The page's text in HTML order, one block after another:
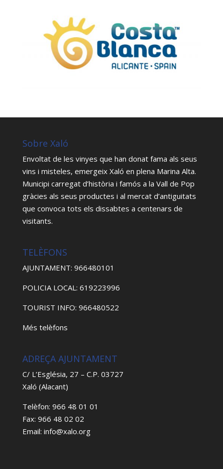
Sobre Xaló
Envoltat de les vinyes que han donat fama als seus
vins i misteles, emergeix Xaló en plena Marina Alta.
Municipi carregat d’història i famós a la Vall de Pop
gràcies als seus productes i al mercat d’antiguitats
que convoca tots els dissabtes a centenars de
visitants.
TELÈFONS
AJUNTAMENT: 966480101
POLICIA LOCAL: 619223996
TOURIST INFO: 966480522
Més telèfons
ADREÇA AJUNTAMENT
C/ L’Església, 27 – C.P. 03727
Xaló (Alacant)
Telèfon: 966 48 01 01
Fax: 966 48 02 02
Email: info@xalo.org